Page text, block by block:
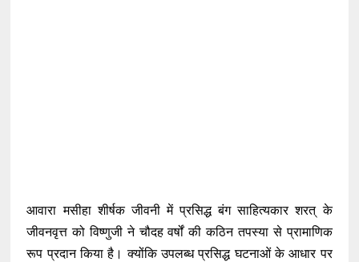
आवारा मसीहा शीर्षक जीवनी में प्रसिद्ध बंग साहित्यकार शरत् के
जीवनवृत्त को विष्णुजी ने चौदह वर्षों की कठिन तपस्या से प्रामाणिक
रूप प्रदान किया है। क्योंकि उपलब्ध प्रसिद्ध घटनाओं के आधार पर